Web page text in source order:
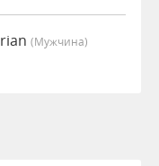
(мужчина)